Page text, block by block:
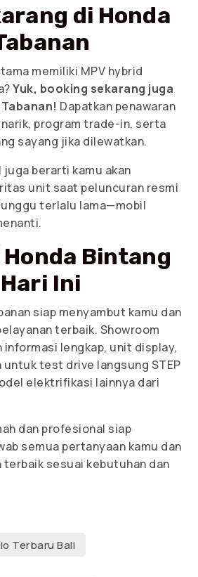
di Honda
memiliki MPV hybrid
Yuk, booking sekarang juga
Dapatkan penawaran
program trade-in, serta
sayang jika dilewatkan.
juga berarti kamu akan
unit saat peluncuran resmi
terlalu lama—mobil
Bintang
Ini
siap menyambut kamu dan
terbaik. Showroom
informasi lengkap, unit display,
test drive langsung STEP
elektrifikasi lainnya dari
dan profesional siap
semua pertanyaan kamu dan
terbaik sesuai kebutuhan dan
Terbaru Bali